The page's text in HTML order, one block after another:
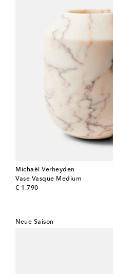
Michaël Verheyden
Vase Vasque Medium
€ 1.790
original price
Neue Saison